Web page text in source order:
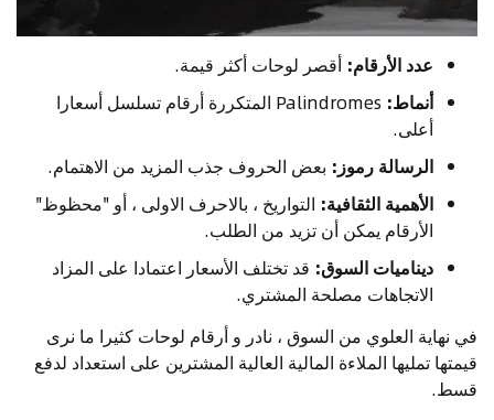
عدد الأرقام: أقصر لوحات أكثر قيمة.
أنماط:
Palindromes المتكررة أرقام تسلسل أسعارا
أعلى.
الرسالة رموز: بعض الحروف جذب المزيد من الاهتمام.
الأهمية الثقافية: التواريخ ، بالاحرف الاولى ، أو "محظوظ"
الأرقام يمكن أن تزيد من الطلب.
ديناميات السوق: قد تختلف الأسعار اعتمادا على المزاد
الاتجاهات مصلحة المشتري.
في نهاية العلوي من السوق ، نادر و أرقام لوحات كثيرا ما نرى
قيمتها تمليها الملاءة المالية العالية المشترين على استعداد لدفع
قسط.